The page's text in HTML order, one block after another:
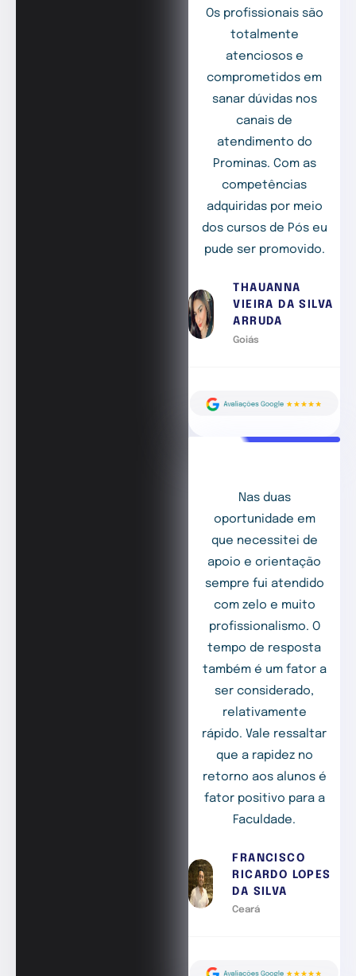
Os profissionais são
totalmente
atenciosos e
comprometidos em
sanar dúvidas nos
canais de
atendimento do
Prominas. Com as
competências
adquiridas por meio
dos cursos de Pós eu
pude ser promovido.
THAUANNA
VIEIRA DA SILVA
ARRUDA
Goiás
Nas duas
oportunidade em
que necessitei de
apoio e orientação
sempre fui atendido
com zelo e muito
profissionalismo. O
tempo de resposta
também é um fator a
ser considerado,
relativamente
rápido. Vale ressaltar
que a rapidez no
retorno aos alunos é
fator positivo para a
Faculdade.
FRANCISCO
RICARDO LOPES
DA SILVA
Ceará